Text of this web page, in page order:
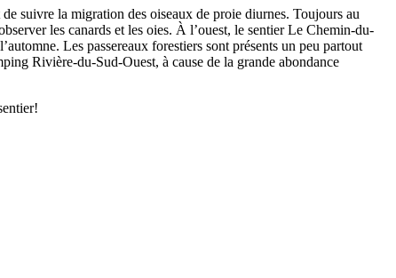
de suivre la migration des oiseaux de proie diurnes. Toujours au
les canards et les oies. À l’ouest, le sentier Le Chemin-du-
Les passereaux forestiers sont présents un peu partout
Rivière-du-Sud-Ouest, à cause de la grande abondance